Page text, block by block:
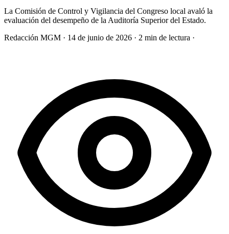
La Comisión de Control y Vigilancia del Congreso local avaló la
evaluación del desempeño de la Auditoría Superior del Estado.
Redacción MGM · 14 de junio de 2026 · 2 min de lectura ·